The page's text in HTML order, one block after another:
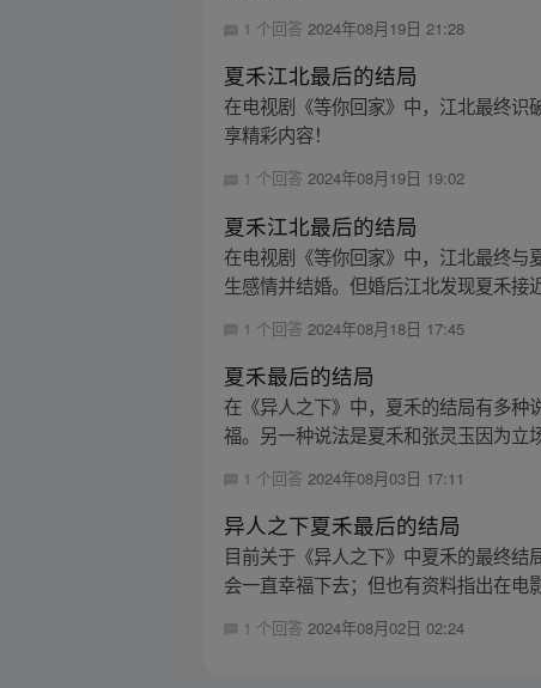
1 个回答2024年08月19日 21:28
夏禾江北最后的结局
在电视剧《等你回家》中，江北最终
享精彩内容！
1 个回答2024年08月19日 19:02
夏禾江北最后的结局
在电视剧《等你回家》中，江北最终
生感情并结婚。但婚后江北发现夏禾接
1 个回答 2024年08月18日 17:45
夏禾最后的结局
在《异人之下》中，夏禾的结局有多
福。另一种说法是夏禾和张灵玉因为立
1 个回答 2024年08月03日 17:11
异人之下夏禾最后的结局
目前关于《异人之下》中夏禾的最终
会一直幸福下去；但也有资料指出在电
1 个回答2024年08月02日 02:24